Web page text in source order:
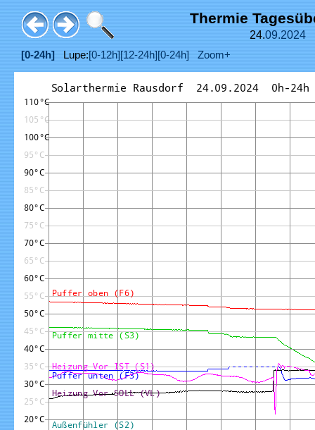
Thermie
24.09.2024
[0-24h] Lupe:[0-12h] [12-24h] [0-24h] Zoom+